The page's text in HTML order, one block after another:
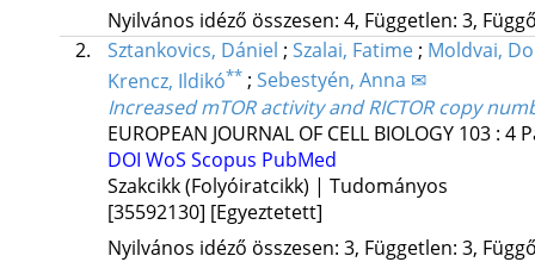
Nyilvános idéző összesen: 4, Független: 3,
2.
Sztankovics, Dániel ; Szalai, Fatime; Moldvai,
Krencz, Ildikó** ; Sebestyén, Anna ✉
Increased mTOR activity and RICTOR copy
EUROPEAN JOURNAL OF CELL BIOLOGY 103: 4
DOI WoS Scopus PubMed
Szakcikk (Folyóiratcikk) | Tudományos
[35592130] [Egyeztetett]
Nyilvános idéző összesen: 3, Független: 3,